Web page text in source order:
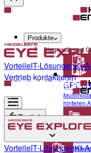
Produkte
Diagnostik und
hinteren
VorteileIT-LösungenKI-
Vertrieb kontaktieren
Zurück
Diagnostik und Chirurgie
VorteileIT-LösungenKI-